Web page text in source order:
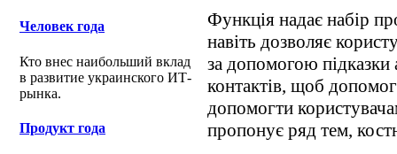
Человек года
Кто внес наибольший вклад
в развитие украинского ИТ-
рынка.
Продукт года
Функція надає набір
навіть дозволяє
за допомогою підказки
контактів, щоб
допомогти
пропонує ряд тем,